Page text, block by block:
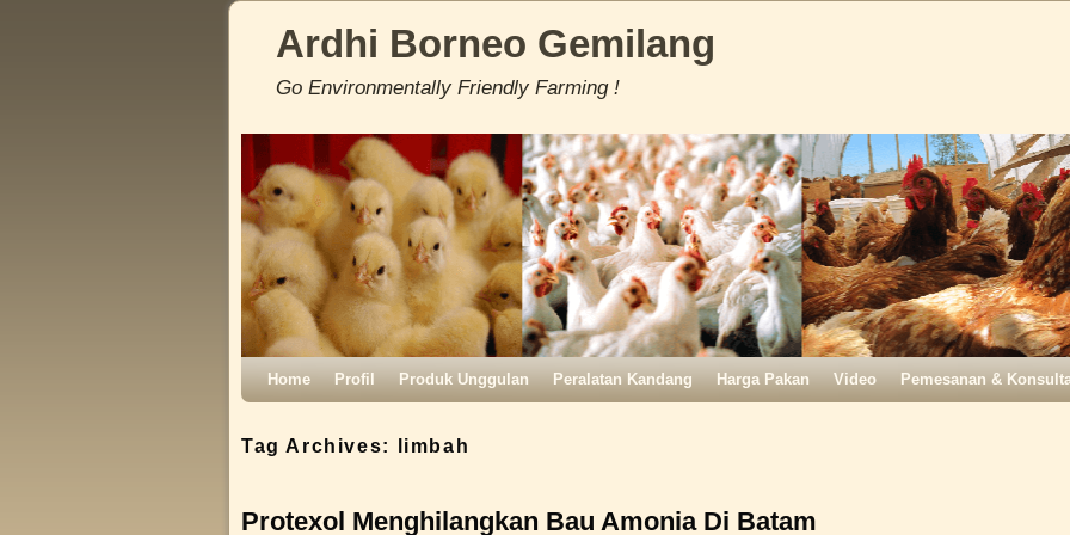
Ardhi Borneo Gemilang
Go Environmentally Friendly Farming !
Home Profil Produk Unggulan Peralatan Kandang Harga Pakan Video Pemesanan &
Tag Archives: limbah
Protexol Menghilangkan Bau Amonia Di Batam